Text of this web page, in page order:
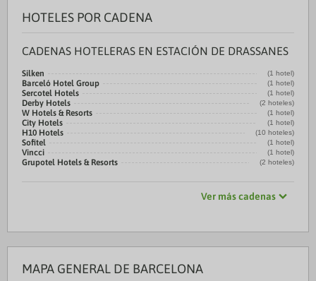
HOTELES POR CADENA
CADENAS HOTELERAS EN ESTACIÓN DE DRASSANES
Silken (1 hotel)
Barceló Hotel Group (1 hotel)
Sercotel Hotels (1 hotel)
Derby Hotels (2 hoteles)
W Hotels & Resorts (1 hotel)
City Hotels (1 hotel)
H10 Hotels (10 hoteles)
Sofitel (1 hotel)
Vincci (1 hotel)
Grupotel Hotels & Resorts (2 hoteles)
Ver más cadenas
MAPA GENERAL DE BARCELONA